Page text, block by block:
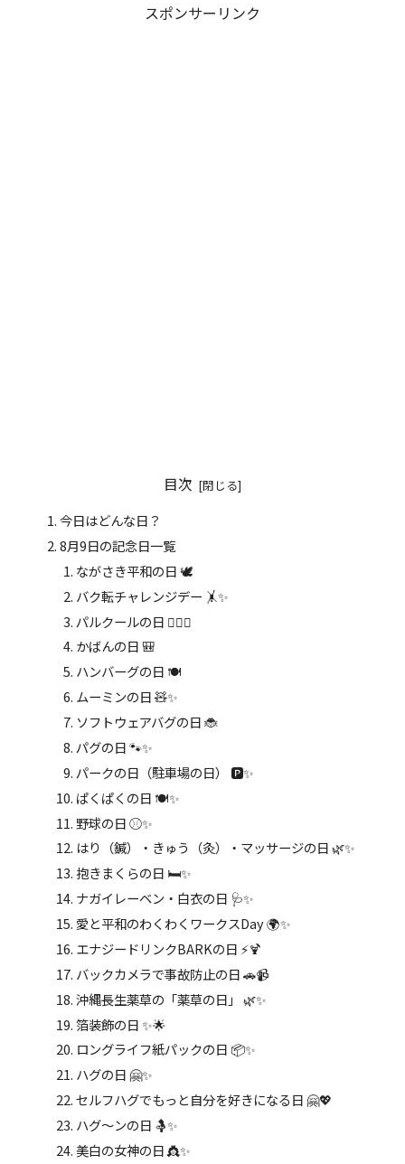
スポンサーリンク
目次
今日はどんな日？
8月9日の記念日一覧
ながさき平和の日 🕊️
バク転チャレンジデー 🤸✨
パルクールの日 🏃‍♂️✨
かばんの日 🎒
ハンバーグの日 🍽️
ムーミンの日 🧸✨
ソフトウェアバグの日 🐞
パグの日 🐾✨
パークの日（駐車場の日） 🅿️✨
ぱくぱくの日 🍽️✨
野球の日 ⚾️✨
はり（鍼）・きゅう（灸）・マッサージの日 🌿✨
抱きまくらの日 🛏️✨
ナガイレーベン・白衣の日 🩺✨
愛と平和のわくわくワークスDay 🌍✨
エナジードリンクBARKの日 ⚡️🍹
バックカメラで事故防止の日 🚗📹
沖縄長生薬草の「薬草の日」 🌿✨
箔装飾の日 ✨🌟
ロングライフ紙パックの日 📦✨
ハグの日 🤗✨
セルフハグでもっと自分を好きになる日 🤗💖
ハグ～ンの日 🤱✨
美白の女神の日 👸✨